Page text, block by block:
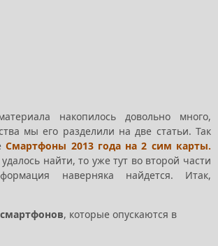
накопилось довольно много,
мы его разделили на две статьи. Так
Смартфоны 2013 года на 2 сим карты.
найти, то уже тут во второй части
наверняка найдется. Итак,
, которые опускаются в